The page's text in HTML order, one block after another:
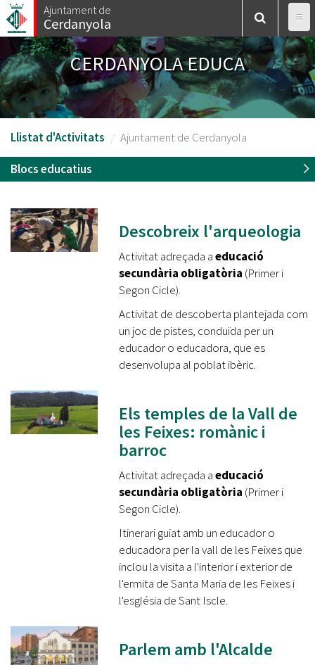
Vés
al
contingut
Ajuntament de
Cerdanyola
CERDANYOLA EDUCA
Llistat d'Activitats Ajuntament de Cerdanyola
Blocs educatius
Descobreix l'arqueologia
Activitat adreçada aeducació
secundària obligatòria (Primer i
Segon Cicle).
Activitat de descoberta plantejada com
un joc de pistes, conduïda per un
educador o educadora, que es
desenvolupa al poblat ibèric.
Els temples de la Vall de
les Feixes: romànic i
barroc
Activitat adreçada aeducació
secundària obligatòria (Primer i
Segon Cicle).
Itinerari guiat amb un educador o
educadora per la vall de les Feixes que
inclou la visita a l'interior i exterior de
l'ermita de Santa Maria de les Feixes i
l'església de Sant Iscle.
Parlem amb l'Alcalde